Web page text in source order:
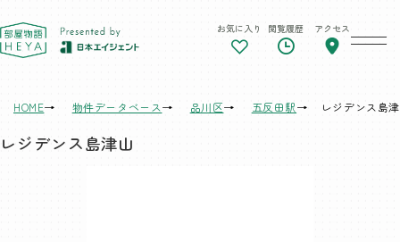
東京 部屋物語 お気に入り 閲覧履歴 アクセス
HOME 物件データベース 品川区 五反田駅 レジデンス島
レジデンス島津山